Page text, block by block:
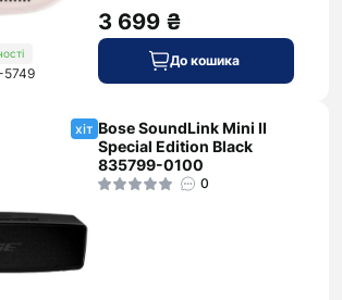
5749
3 699 ₴
До кошика
хіт Bose SoundLink Mini II
Special Edition Black
835799-0100
0